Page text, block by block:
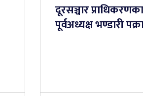
दूरसञ्चार प्राधिकरणका
पूर्वअध्यक्ष भण्डारी